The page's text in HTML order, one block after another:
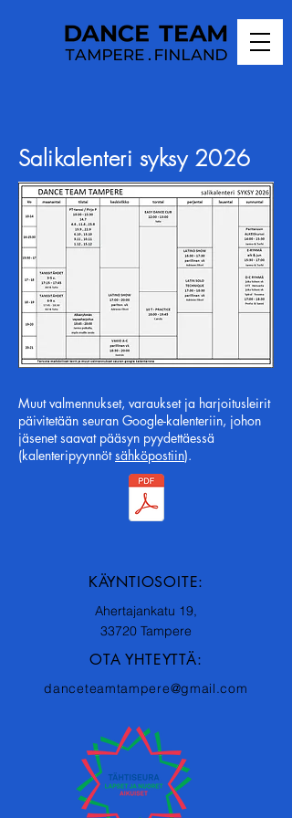
Salikalenteri syksy 2026
Muut valmennukset, varaukset ja harjoitusleirit
päivitetään seuran Google-kalenteriin, johon
jäsenet saavat pääsyn pyydettäessä
(kalenteripyynnötsähköpostiin).
KÄYNTIOSOITE:
Ahertajankatu 19,
33720 Tampere
OTA YHTEYTTÄ:
danceteamtampere@gmail.com